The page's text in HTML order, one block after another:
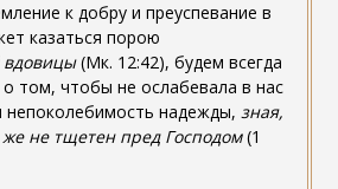
к добру и преуспевание в
казаться порою
вдовицы(Мк. 12:42), будем всегда
том, чтобы не ослабевала в нас
непоколебимость надежды, зная,
не тщетен пред Господом(1